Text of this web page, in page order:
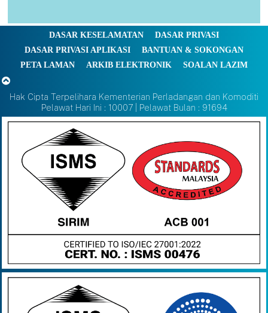
DASAR KESELAMATAN
DASAR PRIVASI
DASAR PRIVASI APLIKASI
BANTUAN & SOKONGAN
PETA LAMAN
ARKIB ELEKTRONIK SOALAN LAZIM
Hak Cipta Terpelihara Kementerian Perladangan dan Komoditi
Pelawat Hari Ini : 10007 | Pelawat Bulan : 91694